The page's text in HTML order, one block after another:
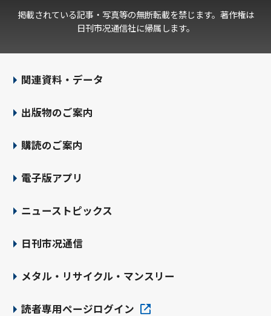
掲載されている記事・写真等の無断転載を禁じます。著作権は
日刊市况通信社に帰属します。
関連資料・データ
出版物のご案内
購読のご案内
電子版アプリ
ニューストピックス
日刊市况通信
メタル・リサイクル・マンスリー
読者専用ページログイン